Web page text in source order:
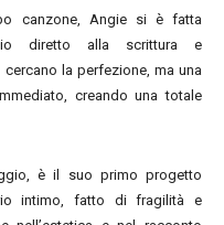
canzone, Angie si è fatta
diretto alla scrittura e
cercano la perfezione, ma una
creando una totale
è il suo primo progetto
intimo, fatto di fragilità e